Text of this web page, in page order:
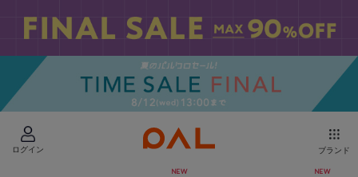
ログイン ブランド